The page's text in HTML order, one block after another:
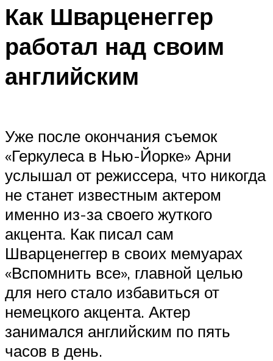
Как Шварценеггер
работал над своим
английским
Уже после окончания съемок
«Геркулеса в Нью-Йорке» Арни
услышал от режиссера, что никогда
не станет известным актером
именно из-за своего жуткого
акцента. Как писал сам
Шварценеггер в своих мемуарах
«Вспомнить все», главной целью
для него стало избавиться от
немецкого акцента. Актер
занимался английским по пять
часов в день.